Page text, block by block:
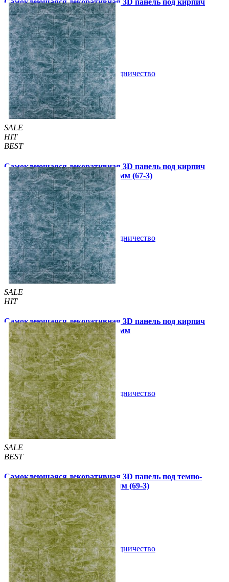
Самоклеющаяся декоративная 3D панель под кирпич
золотой мрамор 700x770x5мм
89 грн./шт 160 грн./шт
Купить В закладки Сотрудничество
SALE
HIT
BEST
Самоклеющаяся декоративная 3D панель под кирпич
мрамор темное море 700x770x3мм (67-3)
69 грн./шт 130 грн./шт
Купить В закладки Сотрудничество
SALE
HIT
Самоклеющаяся декоративная 3D панель под кирпич
мрамор темное море 700x770x5мм
89 грн./шт 160 грн./шт
Купить В закладки Сотрудничество
SALE
BEST
Самоклеющаяся декоративная 3D панель под темно-
оливковый мрамор 700x770x3мм (69-3)
79 грн./шт 130 грн./шт
Купить В закладки Сотрудничество